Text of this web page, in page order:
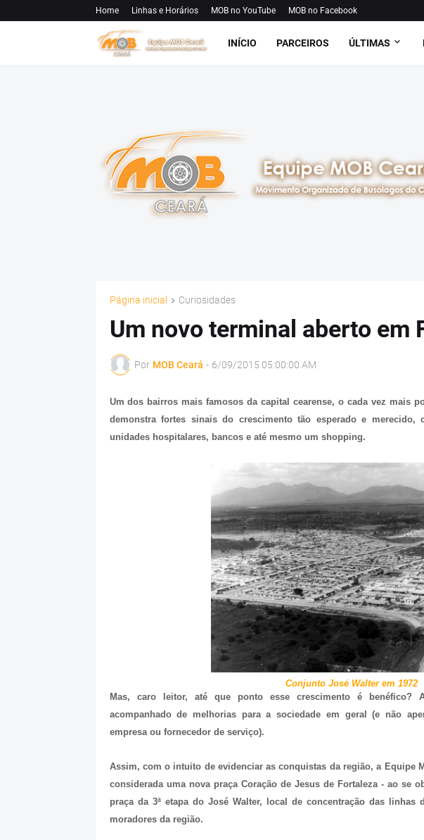
Home Linhas e Horários MOB no YouTube MOB no Facebook
INÍCIO PARCEIROS ÚLTIMAS
Página inicial Curiosidades
Um novo terminal aberto em
Por MOB Ceará - 6/09/2015 05:00:00 AM
Um dos bairros mais famosos da capital cearense, o cada vez mais
demonstra fortes sinais do crescimento tão esperado e merecido,
unidades hospitalares, bancos e até mesmo um shopping.
Conjunto José Walter em 1972
Mas, caro leitor, até que ponto esse crescimento é benéfico?
acompanhado de melhorias para a sociedade em geral (e não
empresa ou fornecedor de serviço).
Assim, com o intuito de evidenciar as conquistas da região, a Equipe
considerada uma nova praça Coração de Jesus de Fortaleza - ao se
praça da 3ª etapa do José Walter, local de concentração das linhas
moradores da região.